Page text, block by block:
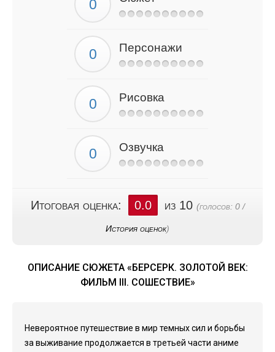
Персонажи
Рисовка
Озвучка
Итоговая оценка: 0.0 из 10 (голосов: 0/
История оценок)
ОПИСАНИЕ СЮЖЕТА «БЕРСЕРК. ЗОЛОТОЙ ВЕК:
ФИЛЬМ III. СОШЕСТВИЕ»
Невероятное путешествие в мир темных сил и борьбы
за выживание продолжается в третьей части аниме